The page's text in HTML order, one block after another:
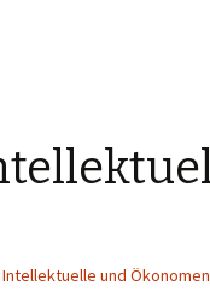
Intellektuelle und Ökonomen